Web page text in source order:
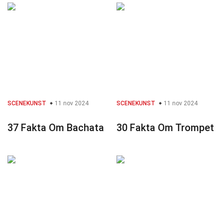
SCENEKUNST 11 nov 2024
37 Fakta Om Bachata
SCENEKUNST 11 nov 2024
30 Fakta Om Trompet